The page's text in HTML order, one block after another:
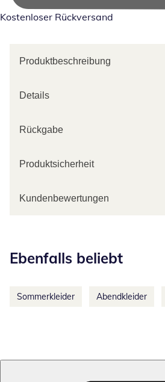
Kostenloser Rückversand
Produktbeschreibung
Details
Rückgabe
Produktsicherheit
Kundenbewertungen
Ebenfalls beliebt
Sommerkleider Abendkleider